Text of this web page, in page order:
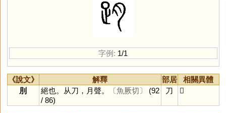
字例: 1/1
《說文》 解釋 部居
相關異體
刖
絕也。从刀，月聲。 〔魚厥切〕
(92
/ 86)
刀 𠛧